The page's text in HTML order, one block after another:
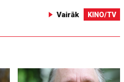
Vairāk KINO/TV